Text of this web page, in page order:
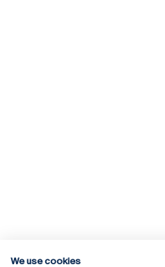
We use cookies